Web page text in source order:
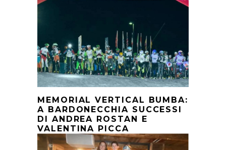
MEMORIAL VERTICAL BUMBA:
A BARDONECCHIA SUCCESSI
DI ANDREA ROSTAN E
VALENTINA PICCA